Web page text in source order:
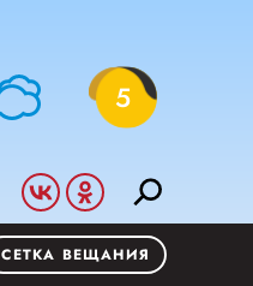
5
СЕТКА ВЕЩАНИЯ